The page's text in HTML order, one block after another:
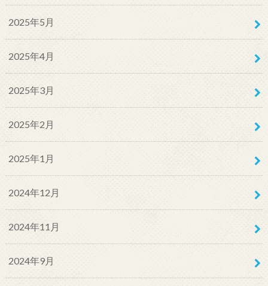
2025年5月
2025年4月
2025年3月
2025年2月
2025年1月
2024年12月
2024年11月
2024年9月